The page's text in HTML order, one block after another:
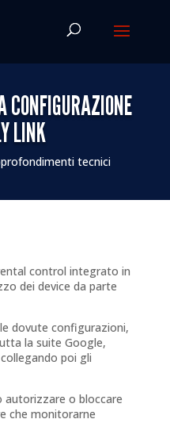
LINK
tecnici
control integrato in
dei device da parte
dovute configurazioni,
la suite Google,
poi gli
autorizzare o bloccare
che monitorarne